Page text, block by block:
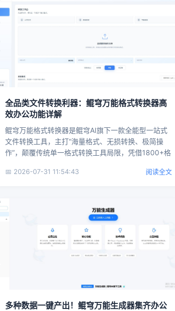
全品类文件转换利器：鲲穹万能格式转换器高
效办公功能详解
鲲穹万能格式转换器是鲲穹AI旗下一款全能型一站式
文件转换工具，主打“海量格式、无损转换、极简操
作”，颠覆传统单一格式转换工具局限，凭借1800+格
📅 2026-07-31 11:54:43 阅读全文
多种数据一键产出！鲲穹万能生成器集齐办公